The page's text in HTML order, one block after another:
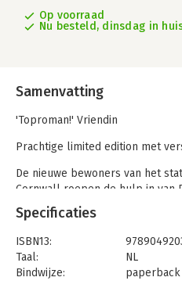
Op voorraad
Nu besteld, dinsdag in
Samenvatting
'Toproman!' Vriendin
Prachtige limited edition met
De nieuwe bewoners van het
Cornwall roepen de hulp in van
mysterie te ontrafelen. Pixie
bijzonders verborgen moet zijn.
Meer dan honderd jaar geleden
nacht een kind uit zijn bed en
Pixie moet achter de waarheid
Specificaties
ISBN13:
Taal:
NL
Bindwijze:
paperback